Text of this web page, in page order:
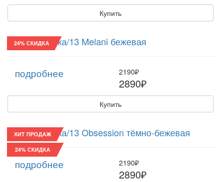
Купить
24% СКИДКА
Восьмиклинка/13 Melani бежевая
подробнее 2190₽
2890₽
Купить
ХИТ ПРОДАЖ
24% СКИДКА
Восьмиклинка/13 Obsession тёмно-бежевая
подробнее 2190₽
2890₽